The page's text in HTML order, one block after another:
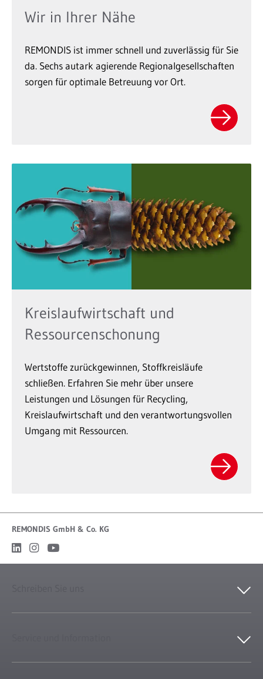
Wir in Ihrer Nähe
REMONDIS ist immer schnell und zuverlässig für Sie
da. Sechs autark agierende Regionalgesellschaften
sorgen für optimale Betreuung vor Ort.
Kreislaufwirtschaft und
Ressourcenschonung
Wertstoffe zurückgewinnen, Stoffkreisläufe
schließen. Erfahren Sie mehr über unsere
Leistungen und Lösungen für Recycling,
Kreislaufwirtschaft und den verantwortungsvollen
Umgang mit Ressourcen.
REMONDIS GmbH & Co. KG